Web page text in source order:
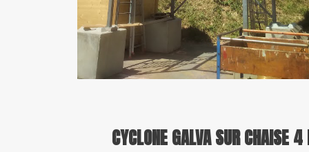
CYCLONE GALVA SUR CHAISE